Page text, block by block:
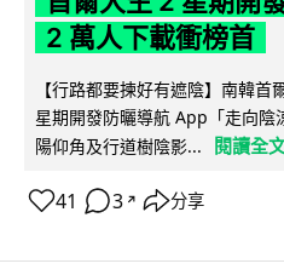
2 萬人下載衝榜首
【行路都要揀好有遮陰】南韓
星期開發防曬導航 App「走向陰
陽仰角及行道樹陰影...
閱讀全
41 3 ↗ 分享